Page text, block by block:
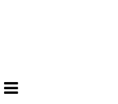
Veksle
navigasjon